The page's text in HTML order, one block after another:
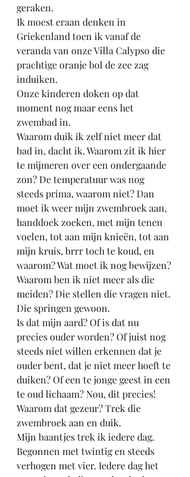
geraken.
Ik moest eraan denken in
Griekenland toen ik vanaf de
veranda van onze Villa Calypso die
prachtige oranje bol de zee zag
induiken.
Onze kinderen doken op dat
moment nog maar eens het
zwembad in.
Waarom duik ik zelf niet meer dat
bad in, dacht ik. Waarom zit ik hier
te mijmeren over een ondergaande
zon? De temperatuur was nog
steeds prima, waarom niet? Dan
moet ik weer mijn zwembroek aan,
handdoek zoeken, met mijn tenen
voelen, tot aan mijn knieën, tot aan
mijn kruis, brrr toch te koud, en
waarom? Wat moet ik nog bewijzen?
Waarom ben ik niet meer als die
meiden? Die stellen die vragen niet.
Die springen gewoon.
Is dat mijn aard? Of is dat nu
precies ouder worden? Of juist nog
steeds niet willen erkennen dat je
ouder bent, dat je niet meer hoeft te
duiken? Of een te jonge geest in een
te oud lichaam? Nou, dit precies!
Waarom dat gezeur? Trek die
zwembroek aan en duik.
Mijn baantjes trek ik iedere dag.
Begonnen met twintig en steeds
verhogen met vier. Iedere dag het